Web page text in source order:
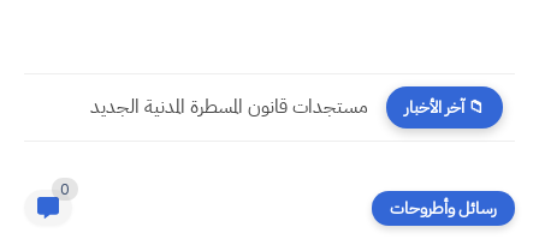
📁 آخر الأخبار مستجدات قانون المسطرة المدنية الجديد
رسائل وأطروحات
0